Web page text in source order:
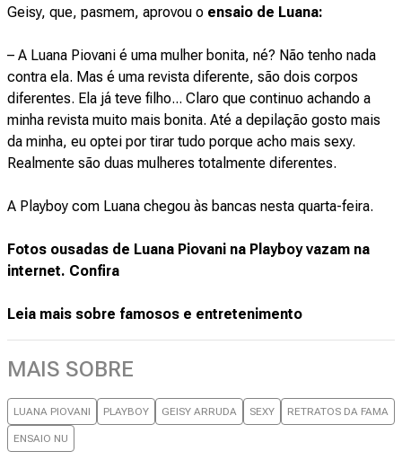
Geisy, que, pasmem, aprovou o ensaio de Luana:
– A Luana Piovani é uma mulher bonita, né? Não tenho nada
contra ela. Mas é uma revista diferente, são dois corpos
diferentes. Ela já teve filho... Claro que continuo achando a
minha revista muito mais bonita. Até a depilação gosto mais
da minha, eu optei por tirar tudo porque acho mais sexy.
Realmente são duas mulheres totalmente diferentes.
A Playboy com Luana chegou às bancas nesta quarta-feira.
Fotos ousadas de Luana Piovani na Playboy vazam na
internet. Confira
Leia mais sobre famosos e entretenimento
MAIS SOBRE
LUANA PIOVANI PLAYBOY GEISY ARRUDA SEXY RETRATOS DA FAMA
ENSAIO NU